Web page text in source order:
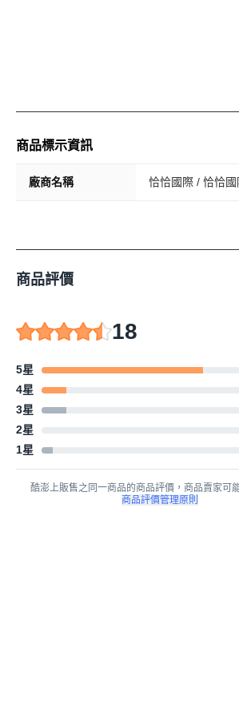
商品標示資訊
廠商名稱 恰恰國際 / 恰恰國
商品評價
18
5星
4星
3星
2星
1星
酷澎上販售之同一商品的商品評價，商品賣家可
商品評價管理原則